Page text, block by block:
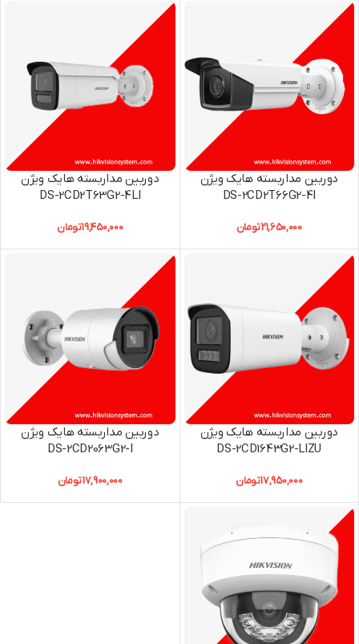
دوربین مداربسته هایک ویژن
DS-2CD2T66G2-4I
21,650,000تومان
دوربین مداربسته هایک ویژن
DS-2CD2T63G2-4LI
19,450,000تومان
دوربین مداربسته هایک ویژن
DS-2CD1643G2-LIZU
17,950,000تومان
دوربین مداربسته هایک ویژن
DS-2CD2063G2-I
17,900,000تومان